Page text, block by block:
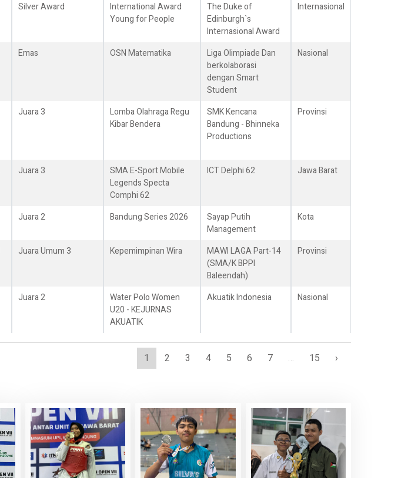
Silver Award
International Award
Young for People
The Duke of
Edinburgh`s
Internasional Award
Internasional
Emas OSN Matematika
Liga Olimpiade Dan
berkolaborasi
dengan Smart
Student
Nasional
Juara 3
Lomba Olahraga Regu
Kibar Bendera
SMK Kencana
Bandung - Bhinneka
Productions
Provinsi
Juara 3
SMA E-Sport Mobile
Legends Specta
Comphi 62
ICT Delphi 62 Jawa Barat
Juara 2 Bandung Series 2026
Sayap Putih
Management
Kota
Juara Umum 3 Kepemimpinan Wira
MAWI LAGA Part-14
(SMA/K BPPI
Baleendah)
Provinsi
Juara 2
Water Polo Women
U20 - KEJURNAS
AKUATIK
Akuatik Indonesia Nasional
1 2 3 4 5 6 7 … 15 ›